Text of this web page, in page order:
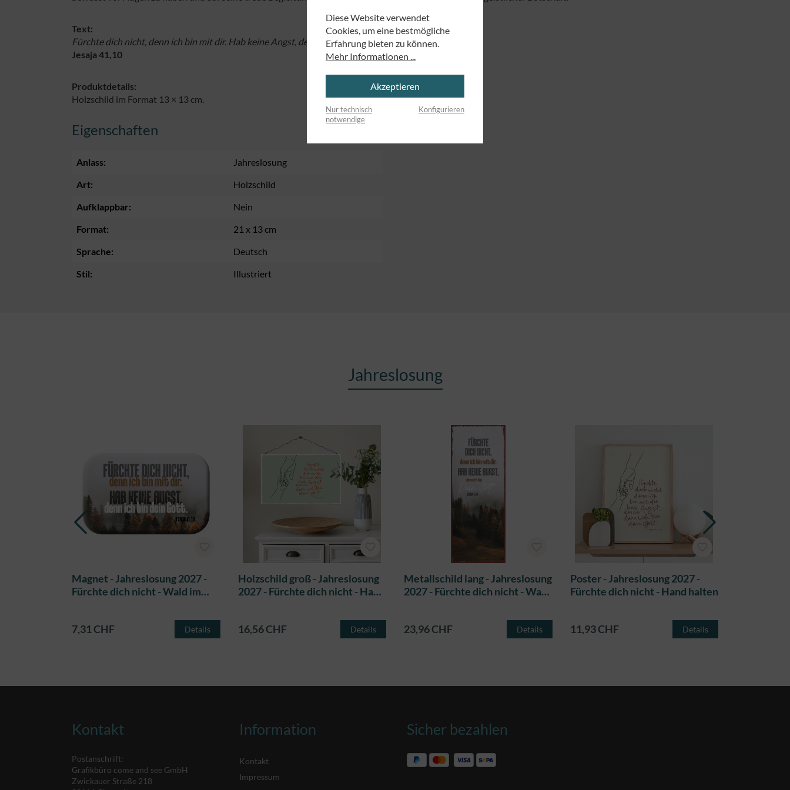
Text:
Fürchte dich nicht, denn ich bin mit dir. Hab keine Angst, denn ich bin dein Gott.
Jesaja 41,10
Produktdetails:
Holzschild im Format 13 × 13 cm.
Eigenschaften
Anlass:
Jahreslosung
Art:
Holzschild
Aufklappbar:
Nein
Format:
21 x 13 cm
Sprache:
Deutsch
Stil:
Illustriert
Jahreslosung
Magnet - Jahreslosung 2027 -
Fürchte dich nicht - Wald im
7,31 CHF
Details
Holzschild groß - Jahreslosung
2027 - Fürchte dich nicht - Hand
16,56 CHF
Details
Metallschild lang - Jahreslosung
2027 - Fürchte dich nicht - Wald
23,96 CHF
Details
Poster - Jahreslosung 2027 -
Fürchte dich nicht - Hand halten
11,93 CHF Details
Kontakt
Postanschrift:
Grafikbüro come and see GmbH
Zwickauer Straße 218
Information
Kontakt
Impressum
Sicher bezahlen
Diese Website verwendet
Cookies, um eine bestmögliche
Erfahrung bieten zu können.
Mehr Informationen ...
Akzeptieren
Nur technisch
notwendige
Konfigurieren